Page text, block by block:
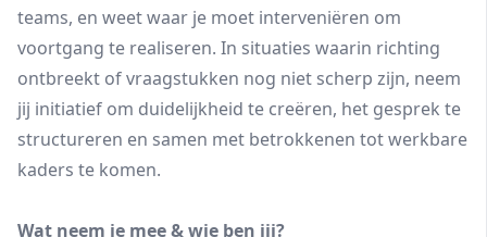
teams, en weet waar je moet interveniëren om
voortgang te realiseren. In situaties waarin richting
ontbreekt of vraagstukken nog niet scherp zijn, neem
jij initiatief om duidelijkheid te creëren, het gesprek te
structureren en samen met betrokkenen tot werkbare
kaders te komen.
Wat neem je mee & wie ben jij?